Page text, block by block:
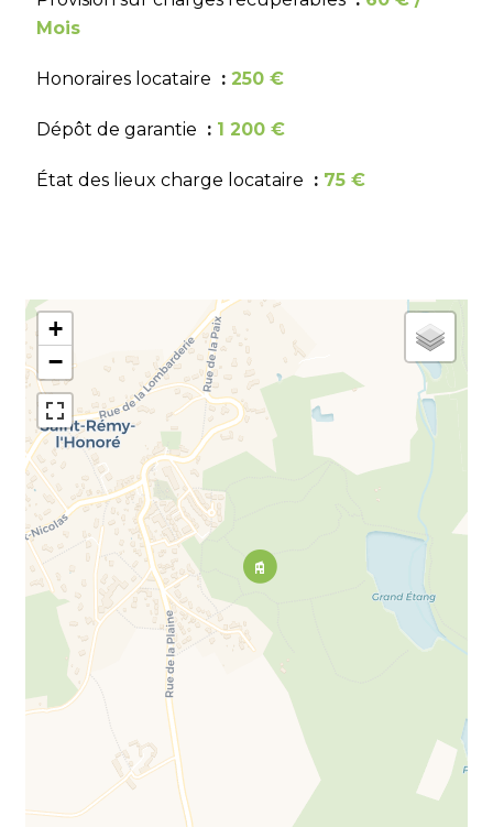
Mois
Honoraires locataire 250 €
Dépôt de garantie 1 200 €
État des lieux charge locataire 75 €
+
−